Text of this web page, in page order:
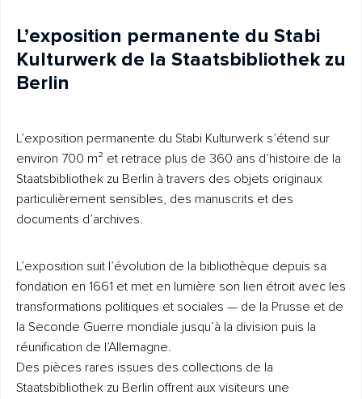
L’exposition permanente du Stabi
Kulturwerk de la Staatsbibliothek zu
Berlin
L’exposition permanente du Stabi Kulturwerk s’étend sur
environ 700 m² et retrace plus de 360 ans d’histoire de la
Staatsbibliothek zu Berlin à travers des objets originaux
particulièrement sensibles, des manuscrits et des
documents d’archives.
L’exposition suit l’évolution de la bibliothèque depuis sa
fondation en 1661 et met en lumière son lien étroit avec les
transformations politiques et sociales — de la Prusse et de
la Seconde Guerre mondiale jusqu’à la division puis la
réunification de l’Allemagne.
Des pièces rares issues des collections de la
Staatsbibliothek zu Berlin offrent aux visiteurs une